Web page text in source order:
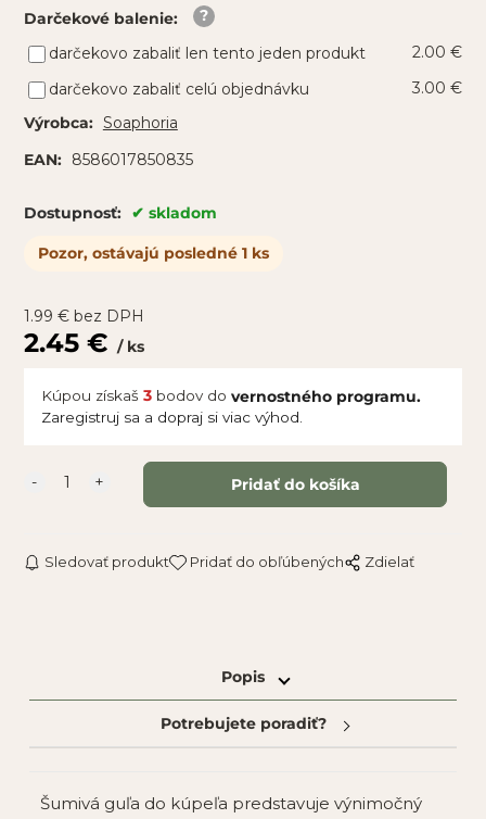
Darčekové balenie:
darčekovo zabaliť len tento jeden produkt
2.00 €
darčekovo zabaliť celú objednávku
3.00 €
Výrobca: Soaphoria
EAN: 8586017850835
Dostupnosť: skladom
Pozor, ostávajú posledné 1 ks
1.99 € bez DPH
2.45€ ks
Kúpou získaš 3bodov do vernostného programu.
Zaregistruj sa a dopraj si viac výhod.
Sledovať produkt Pridať do obľúbených Zdielať
Popis
Potrebujete poradiť?
Šumivá guľa do kúpeľa predstavujevýnimočný